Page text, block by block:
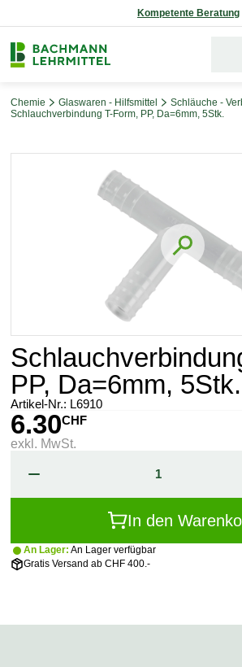
Kompetente Beratung
Chemie Glaswaren - Hilfsmittel
Schläuche -
Schlauchverbindung T-Form, PP, Da=6mm, 5Stk.
PP, Da=6mm, 5Stk.
Artikel-Nr.: L6910
6.30CHF
exkl. MwSt.
In den
An Lager: An Lager verfügbar
Gratis Versand ab CHF 400.-